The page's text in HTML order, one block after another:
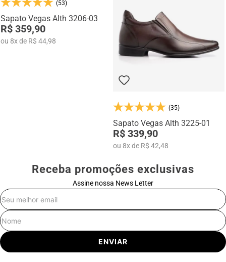
Na categoria Você + Alto, você encontra sapatos sociais, casuais,
mocassins e sapatênis com tecnologia de elevação interna,
desenvolvidos para garantir mais confiança, postura e estilo em
qualquer momento do dia.
(53)
Sapato Vegas Alth 3206-03
R$ 359,90
ou 8xde R$ 44,98
(35)
Sapato Vegas Alth 3225-01
R$ 339,90
ou 8xde R$ 42,48
Receba promoções exclusivas
Assine nossa News Letter
ENVIAR